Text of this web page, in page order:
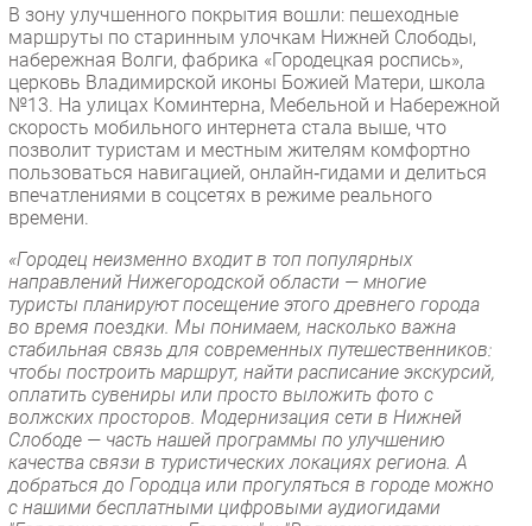
Новости
Аналитика
Интервью
Мероприятия
Проекты
IT класс
Тестовый стенд
В зону улучшенного покрытия вошли: пешеходные
маршруты по старинным улочкам Нижней Слободы,
набережная Волги, фабрика «Городецкая роспись»,
церковь Владимирской иконы Божией Матери, школа
№13. На улицах Коминтерна, Мебельной и Набережной
скорость мобильного интернета стала выше, что
позволит туристам и местным жителям комфортно
пользоваться навигацией, онлайн‑гидами и делиться
впечатлениями в соцсетях в режиме реального
времени.
«Городец неизменно входит в топ популярных
направлений Нижегородской области — многие
туристы планируют посещение этого древнего города
во время поездки. Мы понимаем, насколько важна
стабильная связь для современных путешественников:
чтобы построить маршрут, найти расписание экскурсий,
оплатить сувениры или просто выложить фото с
волжских просторов. Модернизация сети в Нижней
Слободе — часть нашей программы по улучшению
качества связи в туристических локациях региона. А
добраться до Городца или прогуляться в городе можно
с нашими бесплатными цифровыми аудиогидами